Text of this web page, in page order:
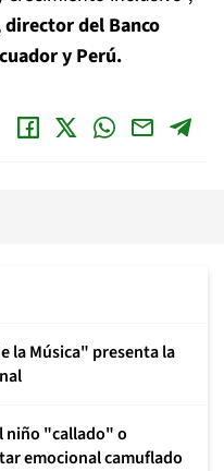
director del Banco
y Perú.
la Música" presenta la
niño "callado" o
emocional camuflado